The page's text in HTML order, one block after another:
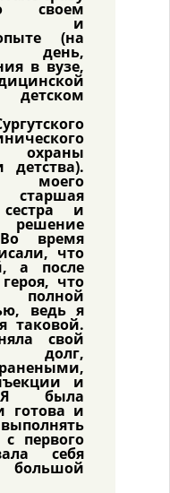
своем
и
(на
день,
в вузе,
детства).
моего
и
решение
время
что
а после
что
ведь я
таковой.
свой
долг,
и
Я была
готова и
первого
себя